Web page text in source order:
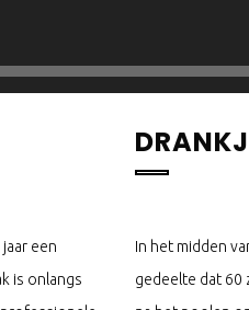
een
is onlangs
In het midden
gedeelte dat 60